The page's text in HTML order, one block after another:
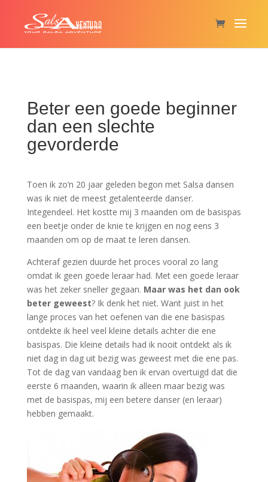
Beter een goede beginner
dan een slechte
gevorderde
Toen ik zo’n 20 jaar geleden begon met Salsa dansen
was ik niet de meest getalenteerde danser.
Integendeel. Het kostte mij 3 maanden om de basispas
een beetje onder de knie te krijgen en nog eens 3
maanden om op de maat te leren dansen.
Achteraf gezien duurde het proces vooral zo lang
omdat ik geen goede leraar had. Met een goede leraar
was het zeker sneller gegaan. Maar was het dan ook
beter geweest? Ik denk het niet. Want juist in het
lange proces van het oefenen van die ene basispas
ontdekte ik heel veel kleine details achter die ene
basispas. Die kleine details had ik nooit ontdekt als ik
niet dag in dag uit bezig was geweest met die ene pas.
Tot de dag van vandaag ben ik ervan overtuigd dat die
eerste 6 maanden, waarin ik alleen maar bezig was
met de basispas, mij een betere danser (en leraar)
hebben gemaakt.